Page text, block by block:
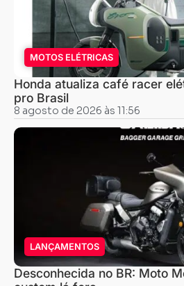
MOTOS ELÉTRICAS
Honda atualiza café racer
pro Brasil
8 agosto de 2026 às 11:56
LANÇAMENTOS
Desconhecida no BR: Moto